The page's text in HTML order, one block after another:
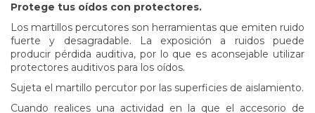
Protege tus oídos con protectores.
Los martillos percutores son herramientas que emiten ruido
fuerte y desagradable. La exposición a ruidos puede
producir pérdida auditiva, por lo que es aconsejable utilizar
protectores auditivos para los oídos.
Sujeta el martillo percutor por las superficies de aislamiento.
Cuando realices una actividad en la que el accesorio de